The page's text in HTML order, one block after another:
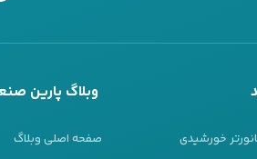
شده‌اند.خورشیدی
وبلاگ پارین
صفحه اصلی وبلاگ